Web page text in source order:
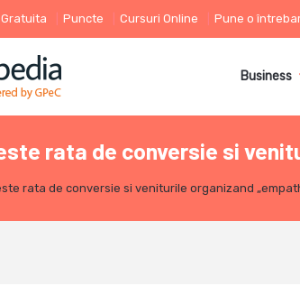
Puncte Cursuri Online Pune o
Business
rata de conversie si
rata de conversie si veniturile organizand